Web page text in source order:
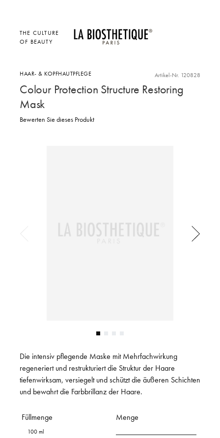
THE CULTURE
OF BEAUTY
HAAR- & KOPFHAUTPFLEGE Artikel-Nr. 120828
Colour Protection Structure Restoring
Mask
Bewerten Sie dieses Produkt
Die intensiv pflegende Maske mit Mehrfachwirkung
regeneriert und restrukturiert die Struktur der Haare
tiefenwirksam, versiegelt und schützt die äußeren Schichten
und bewahrt die Farbbrillanz der Haare.
Füllmenge
100 ml
Menge